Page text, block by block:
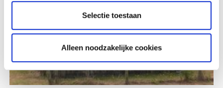
Selectie toestaan
Alleen noodzakelijke cookies